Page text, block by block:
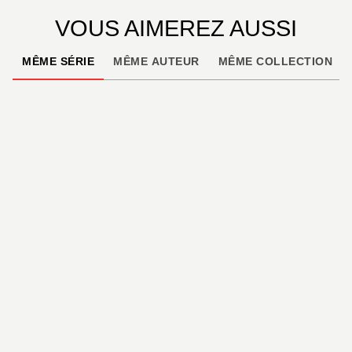
VOUS AIMEREZ AUSSI
MÊME SÉRIE MÊME AUTEUR MÊME COLLECTION